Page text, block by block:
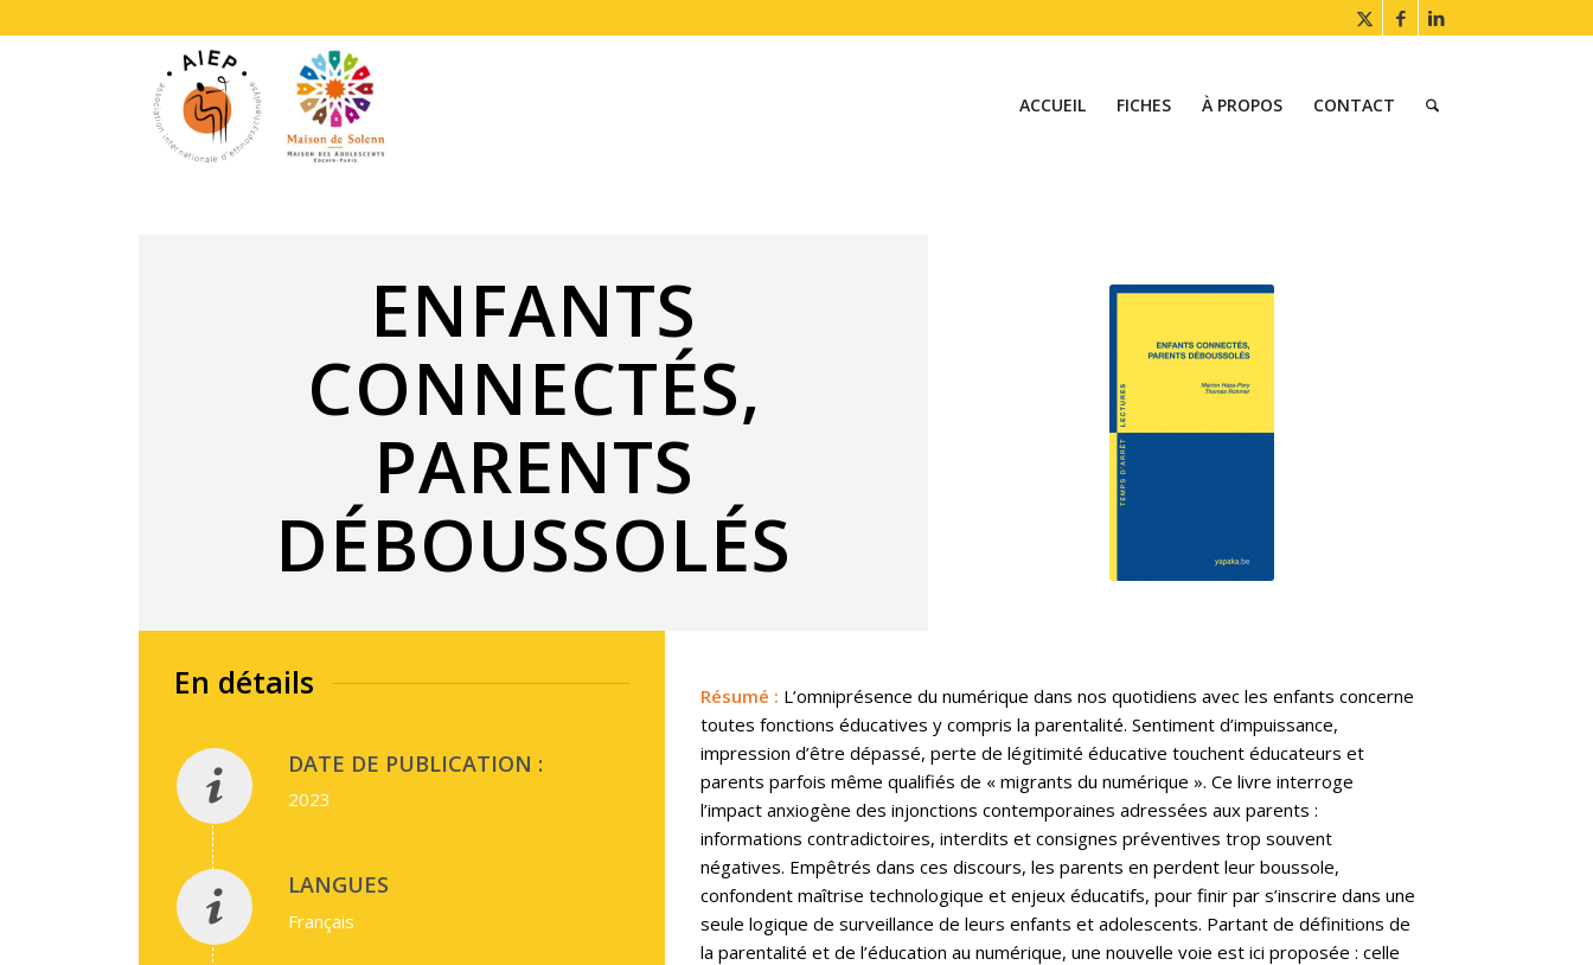
ACCUEIL FICHES À PROPOS CONTACT
ENFANTS
CONNECTÉS,
PARENTS
DÉBOUSSOLÉS
En détails
DATE DE PUBLICATION :
2023
LANGUES
Français
Résumé : L’omniprésence du numérique dans nos quotidiens avec les enfants concerne
toutes fonctions éducatives y compris la parentalité. Sentiment d’impuissance,
impression d’être dépassé, perte de légitimité éducative touchent éducateurs et
parents parfois même qualifiés de « migrants du numérique ». Ce livre interroge
l’impact anxiogène des injonctions contemporaines adressées aux parents :
informations contradictoires, interdits et consignes préventives trop souvent
négatives. Empêtrés dans ces discours, les parents en perdent leur boussole,
confondent maîtrise technologique et enjeux éducatifs, pour finir par s’inscrire dans une
seule logique de surveillance de leurs enfants et adolescents. Partant de définitions de
la parentalité et de l’éducation au numérique, une nouvelle voie est ici proposée : celle